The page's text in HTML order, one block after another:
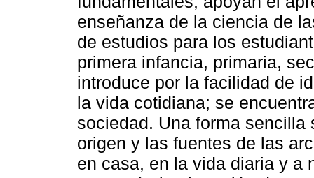
enseñanza de la ciencia de
de estudios para los
primera infancia, primaria,
introduce por la facilidad de
la vida cotidiana; se
sociedad. Una forma
origen y las fuentes de las
en casa, en la vida diaria y a